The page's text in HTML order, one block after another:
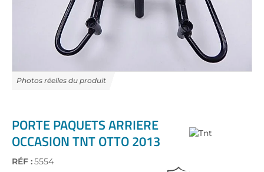
the
beginning
of
the
images
PORTE PAQUETS ARRIERE
OCCASION TNT OTTO 2013
RÉF :5554